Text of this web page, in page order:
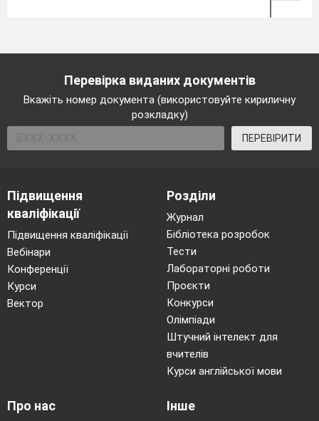
Перевірка виданих документів
Вкажіть номер документа (використовуйте кириличну
розкладку)
ПЕРЕВІРИТИ
Підвищення
кваліфікації
Підвищення кваліфікації
Вебінари
Конференції
Курси
Вектор
Розділи
Журнал
Бібліотека розробок
Тести
Лабораторні роботи
Проєкти
Конкурси
Олімпіади
Штучний інтелект для
вчителів
Курси англійської мови
Про нас Інше